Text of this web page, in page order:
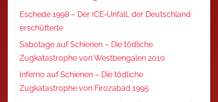
Eschede 1998 – Der ICE‑Unfall, der Deutschland
erschütterte
Sabotage auf Schienen – Die tödliche
Zugkatastrophe von Westbengalen 2010
Inferno auf Schienen – Die tödliche
Zugkatastrophe von Firozabad 1995